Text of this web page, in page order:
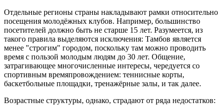
Отдельные регионы страны накладывают рамки относительно
посещения молодёжных клубов. Например, большинство
посетителей должно быть не старше 15 лет. Разумеется, из
такого правила выделяются исключения: Тамбов является
менее "строгим" городом, поскольку там можно проводить
время с пользой молодым людям до 30 лет. Общение,
затрагивающее многочисленные интересы, чередуется со
спортивным времяпровождением: теннисные корты,
баскетбольные площадки, тренажёрные залы, и так далее.
Возрастные структуры, однако, страдают от ряда недостатков: